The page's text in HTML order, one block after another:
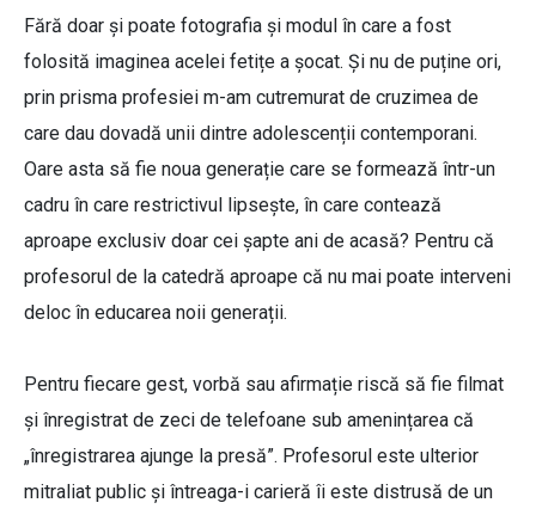
Fără doar și poate fotografia și modul în care a fost
folosită imaginea acelei fetițe a șocat. Și nu de puține ori,
prin prisma profesiei m-am cutremurat de cruzimea de
care dau dovadă unii dintre adolescenții contemporani.
Oare asta să fie noua generație care se formează într-un
cadru în care restrictivul lipsește, în care contează
aproape exclusiv doar cei șapte ani de acasă? Pentru că
profesorul de la catedră aproape că nu mai poate interveni
deloc în educarea noii generații.
Pentru fiecare gest, vorbă sau afirmație riscă să fie filmat
și înregistrat de zeci de telefoane sub amenințarea că
„înregistrarea ajunge la presă”. Profesorul este ulterior
mitraliat public și întreaga-i carieră îi este distrusă de un